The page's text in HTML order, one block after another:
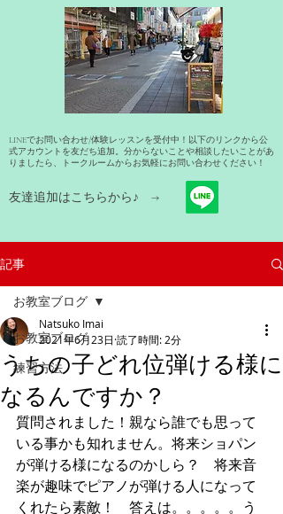
LINEでお問い合わせ/体験レッスンを受付中！以下のリンクから公
式アカウントを友だち追加。分からないことや相談したいことがあ
りましたら、トークルームからお気軽にお問い合わせください！
友達追加はこちらから​♪ →
記事
お教室ブログ
練習方法
お教室ブログ
うちの子どれ位弾ける様に
なるんですか？
Natsuko Imai
2021年6月23日 読了時間: 2分
質問されました！親なら誰でも思って
いる事かも知れません。将来ショパン
が弾ける様になるのかしら？　将来音
楽が趣味でピアノが弾ける人になって
くれたら素敵！　答えは。。。。。う